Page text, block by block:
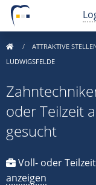
ATTRAKTIVE
LUDWIGSFELDE
oder Teilzeit
gesucht
Voll- oder
anzeigen